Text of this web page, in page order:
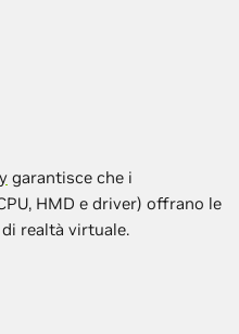
garantisce che i
HMD e driver) offrano le
realtà virtuale.